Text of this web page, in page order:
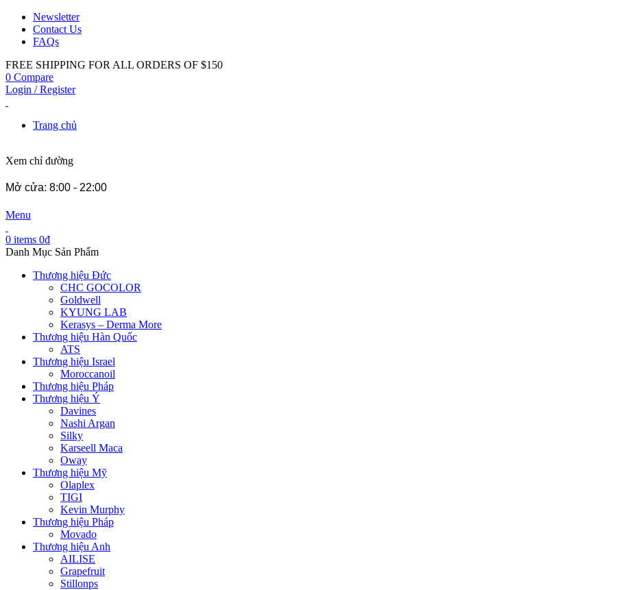
Newsletter
Contact Us
FAQs
FREE SHIPPING FOR ALL ORDERS OF $150
0 Compare
Login / Register
Trang chủ
Xem chỉ đường
Mở cửa: 8:00 - 22:00
Menu
0 items 0₫
Danh Mục Sản Phẩm
Thương hiệu Đức
CHC GOCOLOR
Goldwell
KYUNG LAB
Kerasys – Derma More
Thương hiệu Hàn Quốc
ATS
Thương hiệu Israel
Moroccanoil
Thương hiệu Pháp
Thương hiệu Ý
Davines
Nashi Argan
Silky
Karseell Maca
Oway
Thương hiệu Mỹ
Olaplex
TIGI
Kevin Murphy
Thương hiệu Pháp
Movado
Thương hiệu Anh
AILISE
Grapefruit
Stillonps